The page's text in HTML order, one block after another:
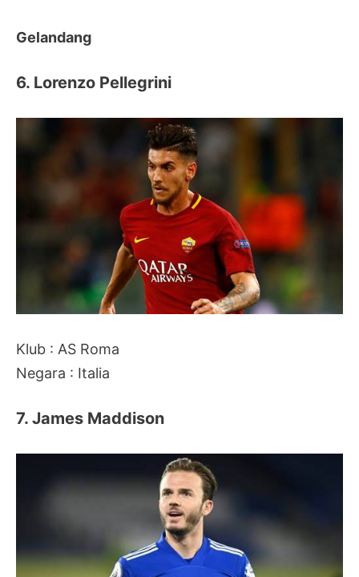
Gelandang
6. Lorenzo Pellegrini
Klub : AS Roma
Negara : Italia
7. James Maddison